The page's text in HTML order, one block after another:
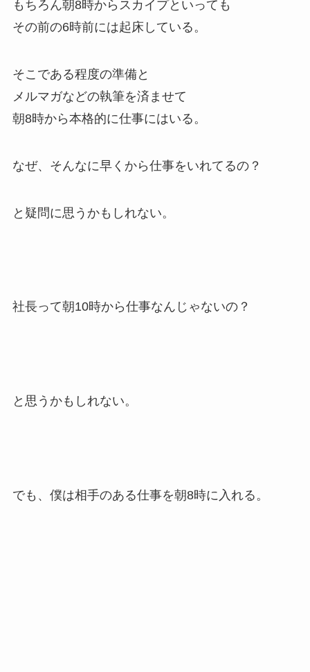
もちろん朝8時からスカイプといっても
その前の6時前には起床している。
そこである程度の準備と
メルマガなどの執筆を済ませて
朝8時から本格的に仕事にはいる。
なぜ、そんなに早くから仕事をいれてるの？
と疑問に思うかもしれない。
社長って朝10時から仕事なんじゃないの？
と思うかもしれない。
でも、僕は相手のある仕事を朝8時に入れる。